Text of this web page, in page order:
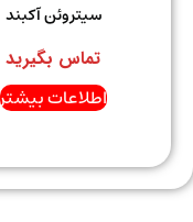
سیتروئن آکبند
تماس بگیرید
اطلاعات بیشتر